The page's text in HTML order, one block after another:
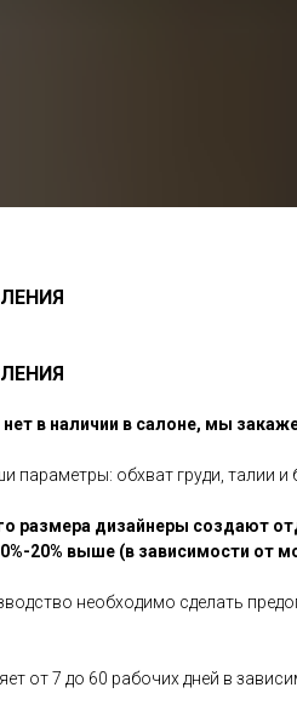
в наличии в салоне, мы
параметры: обхват груди, талии
размера дизайнеры создают
20% выше (в зависимости от
необходимо сделать
от 7 до 60 рабочих дней в